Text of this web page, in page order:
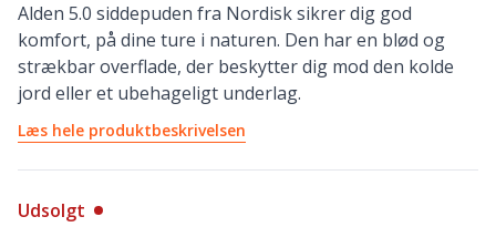
Alden 5.0 siddepuden fra Nordisk sikrer dig god
komfort, på dine ture i naturen. Den har en blød og
strækbar overflade, der beskytter dig mod den kolde
jord eller et ubehageligt underlag.
Læs hele produktbeskrivelsen
Udsolgt